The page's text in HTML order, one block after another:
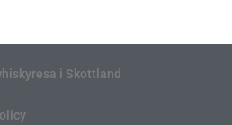
i Skottland